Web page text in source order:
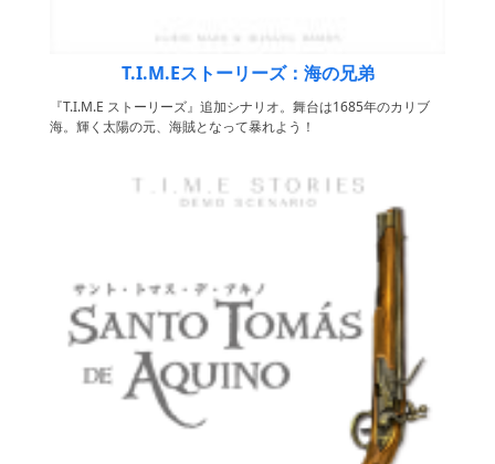
T.I.M.Eストーリーズ：海の兄弟
『T.I.M.E ストーリーズ』追加シナリオ。舞台は1685年のカリブ
海。輝く太陽の元、海賊となって暴れよう！